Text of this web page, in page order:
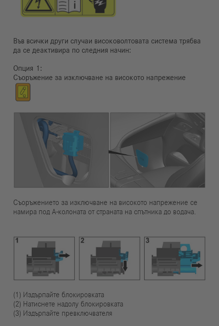
Във всички други случаи високоволтовата система трябва
да се деактивира по следния начин:
Опция
Съоръжение за изключване на високото напрежение
Съоръжението за изключване на високото напрежение се
намира под А-колоната от страната на спътника до водача.
(1) Издърпайте блокировката
(2) Натиснете надолу блокировката
(3) Издърпайте превключвателя